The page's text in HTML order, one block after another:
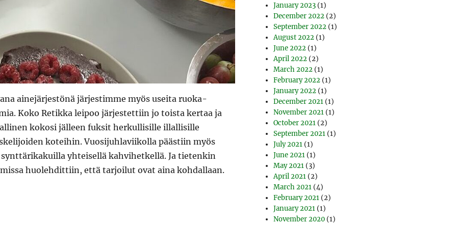
ainejärjestönä järjestimme myös useita ruoka-
Koko Retikka leipoo järjestettiin jo toista kertaa ja
kokosi jälleen fuksit herkullisille illallisille
koteihin. Vuosijuhlaviikolla päästiin myös
yhteisellä kahvihetkellä. Ja tietenkin
huolehdittiin, että tarjoilut ovat aina kohdallaan.
January 2023 (1)
December 2022 (2)
September 2022 (1)
August 2022 (1)
June 2022 (1)
April 2022 (2)
March 2022 (1)
February 2022 (1)
January 2022 (1)
December 2021 (1)
November 2021 (1)
October 2021 (2)
September 2021 (1)
July 2021 (1)
June 2021 (1)
May 2021 (3)
April 2021 (2)
March 2021 (4)
February 2021 (2)
January 2021 (1)
November 2020 (1)